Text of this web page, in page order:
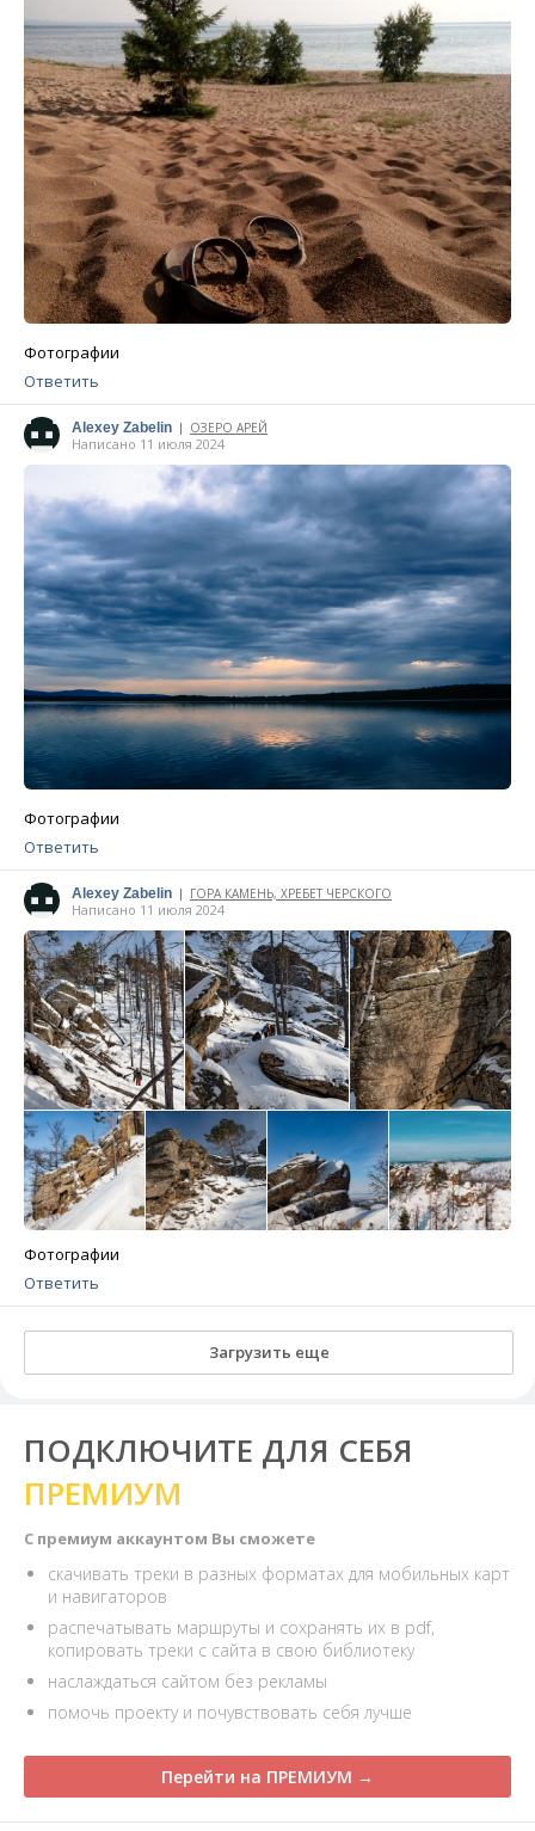
Фотографии
Ответить
Alexey Zabelin | ОЗЕРО АРЕЙ
Написано 11 июля 2024
Фотографии
Ответить
Alexey Zabelin | ГОРА КАМЕНЬ, ХРЕБЕТ ЧЕРСКОГО
Написано 11 июля 2024
Фотографии
Ответить
Загрузить еще
ПОДКЛЮЧИТЕ ДЛЯ СЕБЯ
ПРЕМИУМ
С премиум аккаунтом Вы сможете
скачивать треки в разных форматах для мобильных карт
и навигаторов
распечатывать маршруты и сохранять их в pdf,
копировать треки с сайта в свою библиотеку
наслаждаться сайтом без рекламы
помочь проекту и почувствовать себя лучше
Перейти на ПРЕМИУМ →